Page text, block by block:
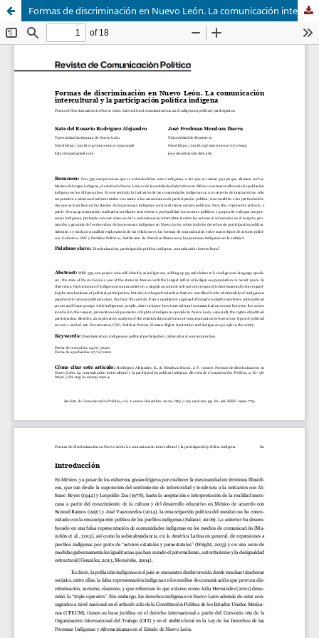
Formas de discriminación en Nuevo León. La comunicación intercultural y la participación política indígena